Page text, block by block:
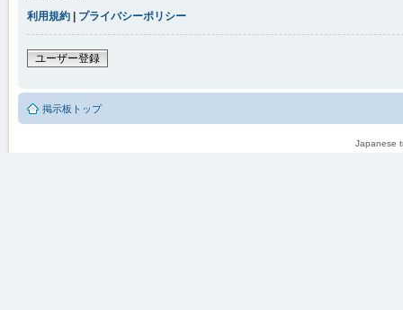
利用規約 | プライバシーポリシー
ユーザー登録
掲示板トップ
Japanese